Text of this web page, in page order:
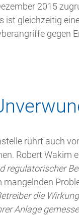
2015
ist gleichzeitig
gegen
rührt auch
Robert Wakim
regulatorischer
mangelnden
die
Anlage